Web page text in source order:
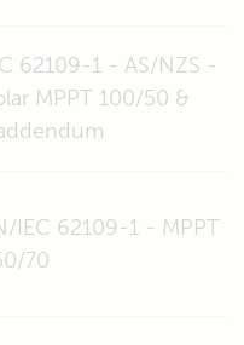
62109-1 - AS/NZS -
MPPT 100/50 &
IEC 62109-1 - MPPT
70